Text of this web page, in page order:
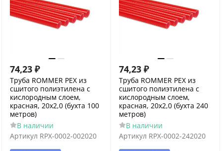
74,23 ₽
Труба ROMMER PEX из
сшитого полиэтилена с
кислородным слоем,
красная, 20х2,0 (бухта 100
метров)
В наличии
Артикул RPX-0002-002020
74,23 ₽
Труба ROMMER PEX из
сшитого полиэтилена с
кислородным слоем,
красная, 20х2,0 (бухта 240
метров)
В наличии
Артикул RPX-0002-242020